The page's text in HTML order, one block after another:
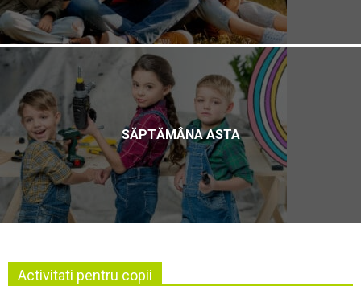
SĂPTĂMÂNA ASTA
Activitati pentru copii